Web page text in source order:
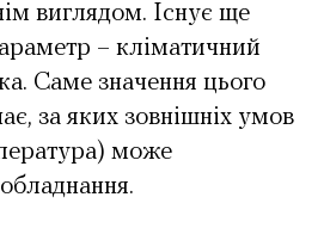
виглядом. Існує ще
– кліматичний
Саме значення цього
за яких зовнішніх умов
може